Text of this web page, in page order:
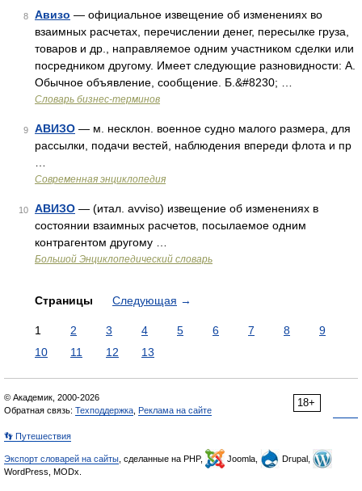
8 Авизо — официальное извещение об изменениях во
взаимных расчетах, перечислении денег, пересылке груза,
товаров и др., направляемое одним участником сделки или
посредником другому. Имеет следующие разновидности: А.
Обычное объявление, сообщение. Б.&#8230; …
Словарь бизнес-терминов
9 АВИЗО — м. несклон. военное судно малого размера, для
рассылки, подачи вестей, наблюдения впереди флота и пр
Современная энциклопедия
10 АВИЗО — (итал. avviso) извещение об изменениях в
состоянии взаимных расчетов, посылаемое одним
контрагентом другому …
Большой Энциклопедический словарь
Страницы Следующая →
1 2 3 4 5 6 7 8
9
10
11 12 13
18+
© Академик, 2000-2026
Обратная связь: Техподдержка Реклама на сайте
👣 Путешествия
Экспорт словарей на сайты , сделанные на PHP, Joomla,
Drupal,
WordPress, MODx.